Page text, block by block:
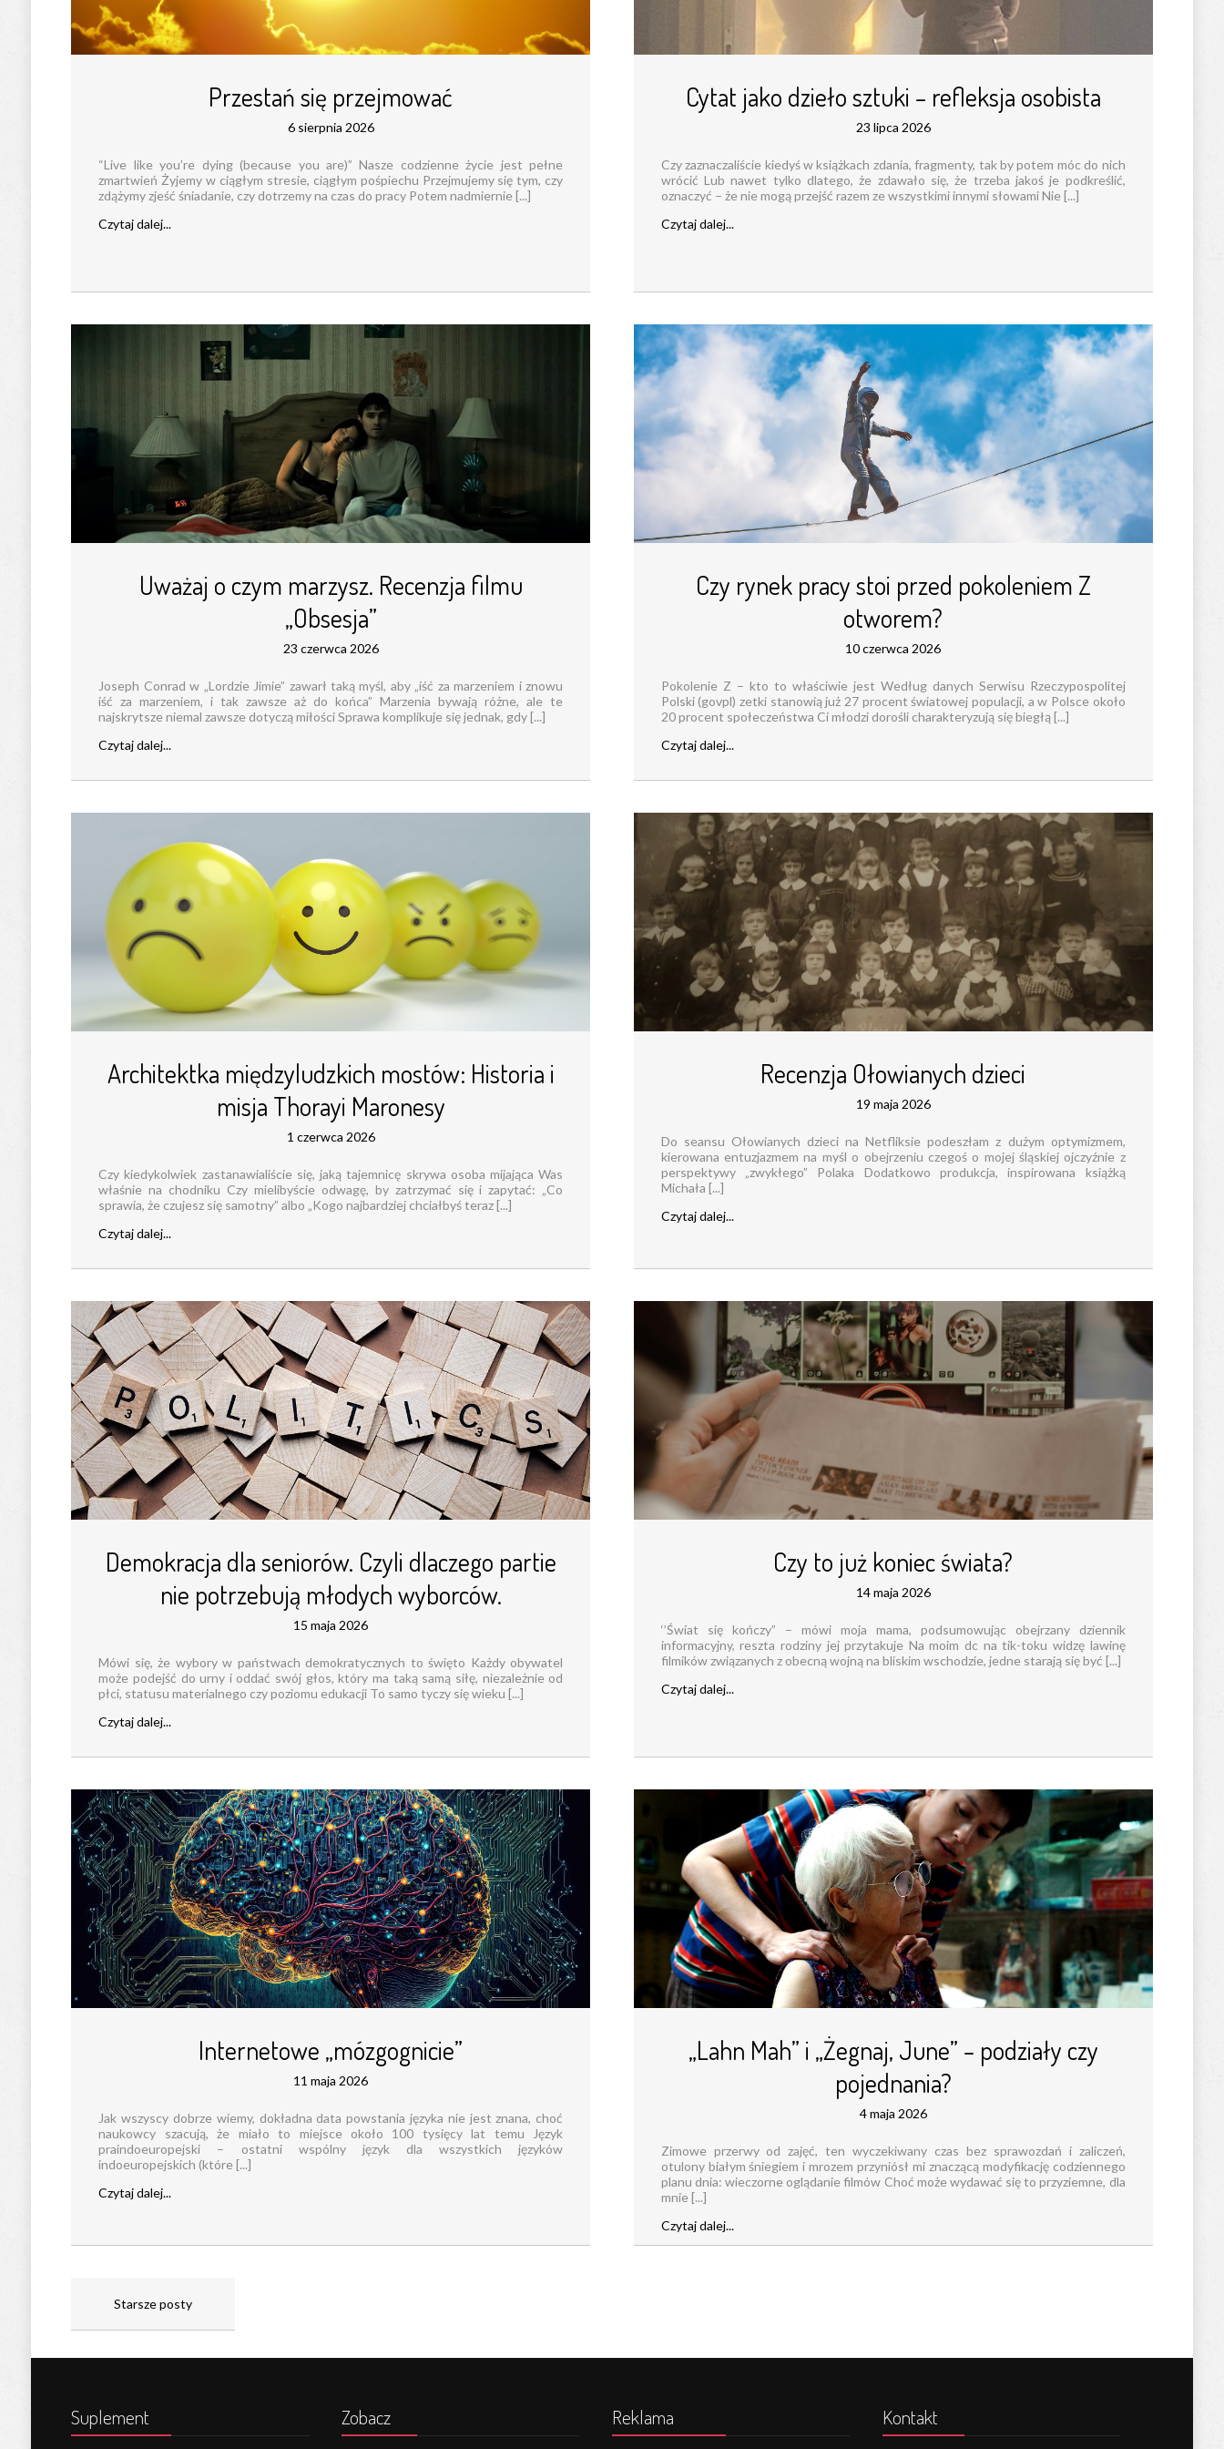
Przestań się przejmować
6 sierpnia 2026
“Live like you’re dying (because you are)” Nasze codzienne życie jest pełne
zmartwień Żyjemy w ciągłym stresie, ciągłym pośpiechu Przejmujemy się tym, czy
zdążymy zjeść śniadanie, czy dotrzemy na czas do pracy Potem nadmiernie [...]
Czytaj dalej...
Cytat jako dzieło sztuki – refleksja osobista
23 lipca 2026
Czy zaznaczaliście kiedyś w książkach zdania, fragmenty, tak by potem móc do nich
wrócić Lub nawet tylko dlatego, że zdawało się, że trzeba jakoś je podkreślić,
oznaczyć – że nie mogą przejść razem ze wszystkimi innymi słowami Nie [...]
Czytaj dalej...
Uważaj o czym marzysz. Recenzja filmu
„Obsesja”
23 czerwca 2026
Joseph Conrad w „Lordzie Jimie” zawarł taką myśl, aby „iść za marzeniem i znowu
iść za marzeniem, i tak zawsze aż do końca” Marzenia bywają różne, ale te
najskrytsze niemal zawsze dotyczą miłości Sprawa komplikuje się jednak, gdy [...]
Czytaj dalej...
Czy rynek pracy stoi przed pokoleniem Z
otworem?
10 czerwca 2026
Pokolenie Z – kto to właściwie jest Według danych Serwisu Rzeczypospolitej
Polski (govpl) zetki stanowią już 27 procent światowej populacji, a w Polsce około
20 procent społeczeństwa Ci młodzi dorośli charakteryzują się biegłą [...]
Czytaj dalej...
Architektka międzyludzkich mostów: Historia i
misja Thorayi Maronesy
1 czerwca 2026
Czy kiedykolwiek zastanawialiście się, jaką tajemnicę skrywa osoba mijająca Was
właśnie na chodniku Czy mielibyście odwagę, by zatrzymać się i zapytać: „Co
sprawia, że czujesz się samotny” albo „Kogo najbardziej chciałbyś teraz [...]
Czytaj dalej...
Recenzja Ołowianych dzieci
19 maja 2026
Do seansu Ołowianych dzieci na Netfliksie podeszłam z dużym optymizmem,
kierowana entuzjazmem na myśl o obejrzeniu czegoś o mojej śląskiej ojczyźnie z
perspektywy „zwykłego” Polaka Dodatkowo produkcja, inspirowana książką
Michała [...]
Czytaj dalej...
Demokracja dla seniorów. Czyli dlaczego partie
nie potrzebują młodych wyborców.
15 maja 2026
Mówi się, że wybory w państwach demokratycznych to święto Każdy obywatel
może podejść do urny i oddać swój głos, który ma taką samą siłę, niezależnie od
płci, statusu materialnego czy poziomu edukacji To samo tyczy się wieku [...]
Czytaj dalej...
Czy to już koniec świata?
14 maja 2026
‘’Świat się kończy” – mówi moja mama, podsumowując obejrzany dziennik
informacyjny, reszta rodziny jej przytakuje Na moim dc na tik-toku widzę lawinę
filmików związanych z obecną wojną na bliskim wschodzie, jedne starają się być [...]
Czytaj dalej...
Internetowe „mózgognicie”
11 maja 2026
Jak wszyscy dobrze wiemy, dokładna data powstania języka nie jest znana, choć
naukowcy szacują, że miało to miejsce około 100 tysięcy lat temu Język
praindoeuropejski – ostatni wspólny język dla wszystkich języków
indoeuropejskich (które [...]
Czytaj dalej...
„Lahn Mah” i „Żegnaj, June” – podziały czy
pojednania?
4 maja 2026
Zimowe przerwy od zajęć, ten wyczekiwany czas bez sprawozdań i zaliczeń,
otulony białym śniegiem i mrozem przyniósł mi znaczącą modyfikację codziennego
planu dnia: wieczorne oglądanie filmów Choć może wydawać się to przyziemne, dla
mnie [...]
Czytaj dalej...
Starsze posty
Suplement Zobacz Reklama Kontakt